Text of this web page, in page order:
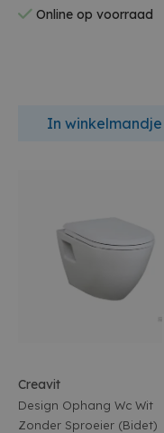
Online op voorraad
In winkelmandje
Creavit
Design Ophang Wc Wit
Zonder Sproeier (Bidet)